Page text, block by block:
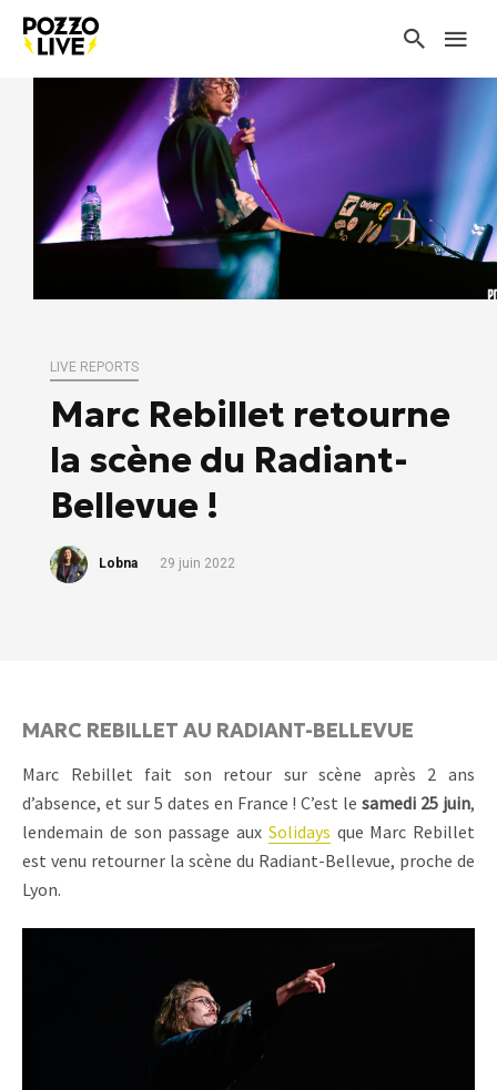
LIVE REPORTS
Marc Rebillet retourne
la scène du Radiant-
Bellevue !
Lobna 29 juin 2022
MARC REBILLET AU RADIANT-BELLEVUE
Marc Rebillet fait son retour sur scène après 2 ans
d’absence, et sur 5 dates en France ! C’est lesamedi 25 juin,
lendemain de son passage aux Solidays que Marc Rebillet
est venu retourner la scène du Radiant-Bellevue, proche de
Lyon.